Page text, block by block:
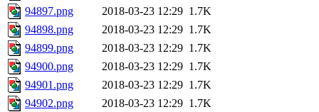
94897.png
2018-03-23 12:29 1.7K
94898.png
2018-03-23 12:29 1.7K
94899.png
2018-03-23 12:29 1.7K
94900.png
2018-03-23 12:29 1.7K
94901.png
2018-03-23 12:29 1.7K
94902.png
2018-03-23 12:29 1.7K